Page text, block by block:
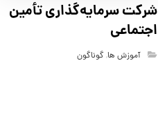
شرکت سرمایه‌گذاری تأمین
اجتماعی
آموزش ها,گوناگون